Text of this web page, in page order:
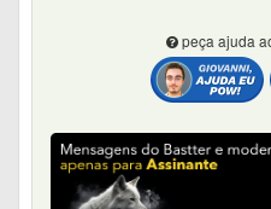
peça ajuda